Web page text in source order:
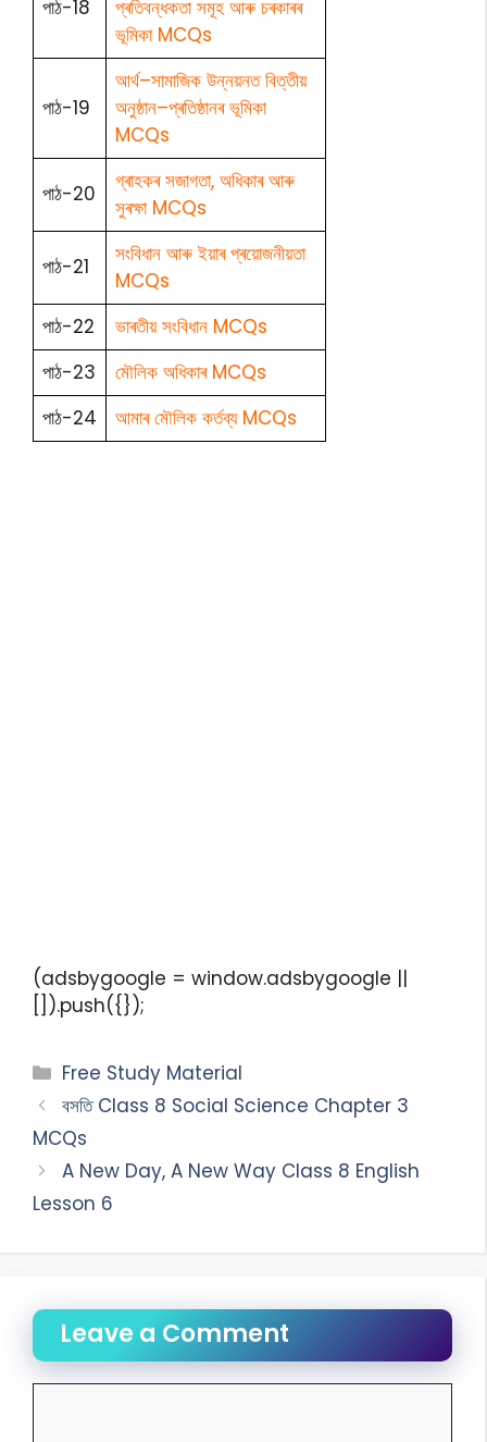
পাঠ-18
প্ৰতিবন্ধকতা সমূহ আৰু চৰকাৰৰ
ভূমিকা MCQs
পাঠ-19
আৰ্থ–সামাজিক উন্নয়নত বিত্তীয়
অনুষ্ঠান–প্ৰতিষ্ঠানৰ ভূমিকা
MCQs
পাঠ-20
গ্ৰাহকৰ সজাগতা, অধিকাৰ আৰু
সুৰক্ষা MCQs
পাঠ-21
সংবিধান আৰু ইয়াৰ প্ৰয়োজনীয়তা
MCQs
পাঠ-22
ভাৰতীয় সংবিধান MCQs
পাঠ-23
মৌলিক অধিকাৰ MCQs
পাঠ-24
আমাৰ মৌলিক কৰ্তব্য MCQs
(adsbygoogle = window.adsbygoogle ||
[]).push({});
Free Study Material
বসতি Class 8 Social Science Chapter 3
MCQs
A New Day, A New Way Class 8 English
Lesson 6
Leave a Comment